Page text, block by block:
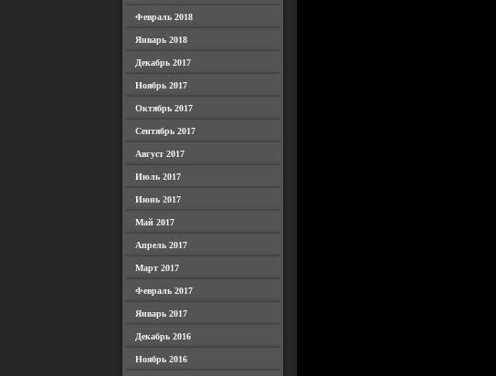
Февраль 2018
Январь 2018
Декабрь 2017
Ноябрь 2017
Октябрь 2017
Сентябрь 2017
Август 2017
Июль 2017
Июнь 2017
Май 2017
Апрель 2017
Март 2017
Февраль 2017
Январь 2017
Декабрь 2016
Ноябрь 2016